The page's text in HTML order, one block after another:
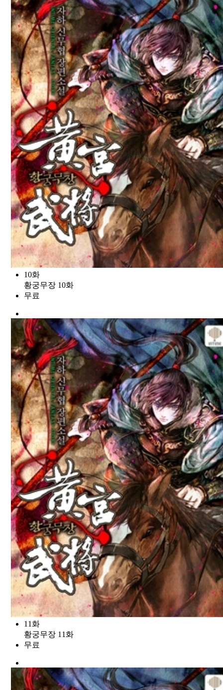
10화
황궁무장 10화
무료
11화
황궁무장 11화
무료